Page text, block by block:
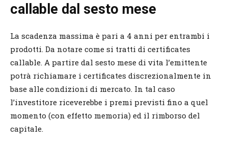
callable dal sesto mese
La scadenza massima è pari a 4 anni per entrambi i
prodotti. Da notare come si tratti di certificates
callable. A partire dal sesto mese di vita l’emittente
potrà richiamare i certificates discrezionalmente in
base alle condizioni di mercato. In tal caso
l’investitore riceverebbe i premi previsti fino a quel
momento (con effetto memoria) ed il rimborso del
capitale.